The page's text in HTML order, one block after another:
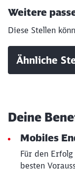
Weitere
Diese Stellen
Ähnliche
Deine
Mobiles
Für den
besten